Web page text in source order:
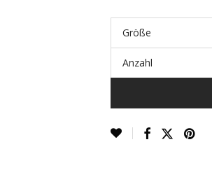
Größe
Anzahl